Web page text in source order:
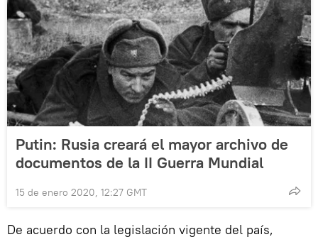
Putin: Rusia creará el mayor archivo de
documentos de la II Guerra Mundial
15 de enero 2020, 12:27 GMT
De acuerdo con la legislación vigente del país,